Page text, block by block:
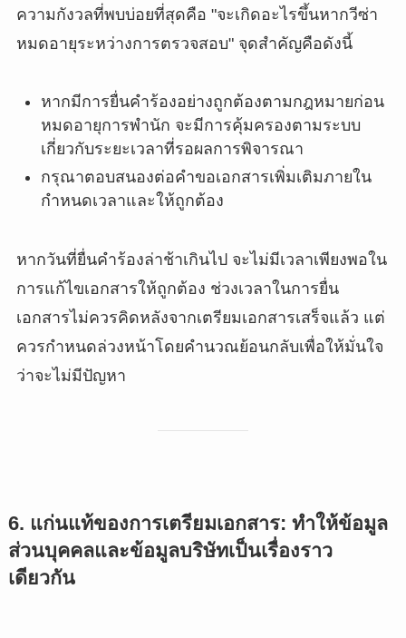
ความกังวลที่พบบ่อยที่สุดคือ "จะเกิดอะไรขึ้นหากวีซ่า
หมดอายุระหว่างการตรวจสอบ" จุดสำคัญคือดังนี้
หากมีการยื่นคำร้องอย่างถูกต้องตามกฎหมายก่อน
หมดอายุการพำนัก จะมีการคุ้มครองตามระบบ
เกี่ยวกับระยะเวลาที่รอผลการพิจารณา
กรุณาตอบสนองต่อคำขอเอกสารเพิ่มเติมภายใน
กำหนดเวลาและให้ถูกต้อง
หากวันที่ยื่นคำร้องล่าช้าเกินไป จะไม่มีเวลาเพียงพอใน
การแก้ไขเอกสารให้ถูกต้อง ช่วงเวลาในการยื่น
เอกสารไม่ควรคิดหลังจากเตรียมเอกสารเสร็จแล้ว แต่
ควรกำหนดล่วงหน้าโดยคำนวณย้อนกลับเพื่อให้มั่นใจ
ว่าจะไม่มีปัญหา
6. แก่นแท้ของการเตรียมเอกสาร: ทำให้ข้อมูล
ส่วนบุคคลและข้อมูลบริษัทเป็นเรื่องราว
เดียวกัน